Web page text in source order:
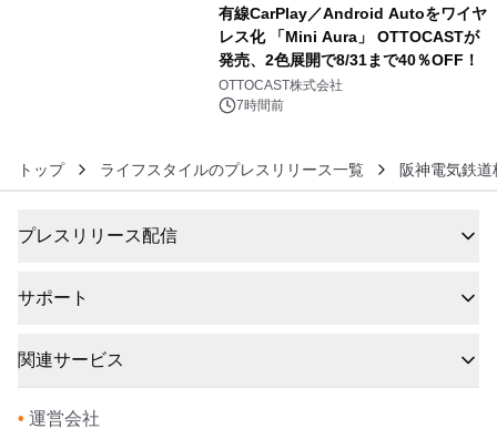
有線CarPlay／Android Autoをワイヤ
レス化 「Mini Aura」 OTTOCASTが
発売、2色展開で8/31まで40％OFF！
OTTOCAST株式会社
7時間前
トップ ライフスタイルのプレスリリース一覧 阪神電気鉄
プレスリリース配信
サポート
関連サービス
• 運営会社